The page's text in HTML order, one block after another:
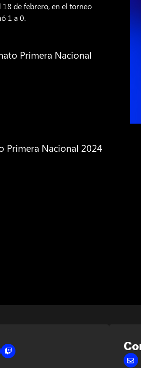
de febrero, en el torneo
1 a 0.
Primera Nacional
Primera Nacional 2024